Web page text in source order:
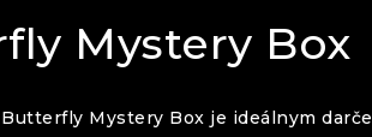
Mystery Box
Mystery Box je ideálnym